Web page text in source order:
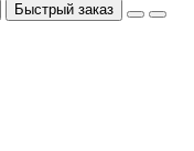
Быстрый заказ